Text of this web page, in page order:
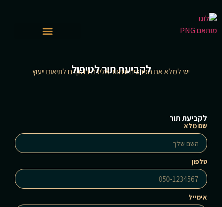
לקביעת תור לטיפול
יש למלא את הפרטים ונחזור אליכם בהקדם לתיאום ייעוץ
לקביעת תור
שם מלא
טלפון
אימייל